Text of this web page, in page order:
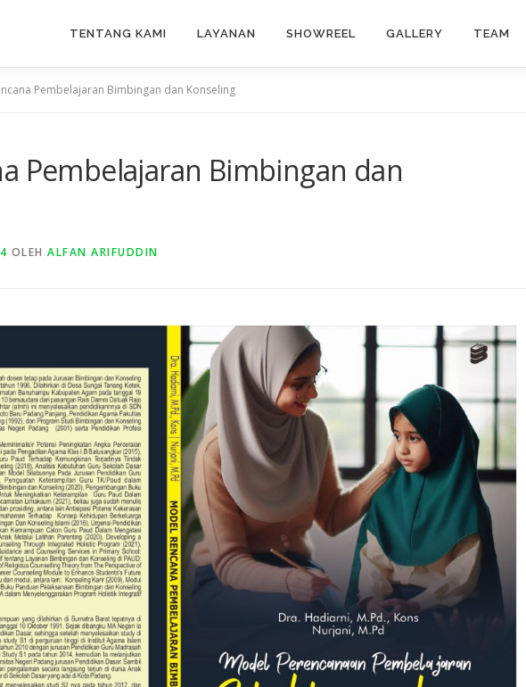
TENTANG KAMI LAYANAN SHOWREEL GALLERY TEAM
Pembelajaran Bimbingan dan Konseling
Pembelajaran Bimbingan dan
OLEH ALFAN ARIFUDDIN